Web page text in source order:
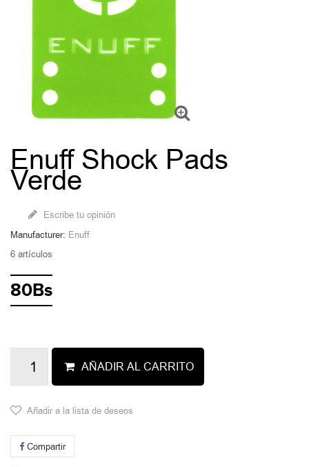
Enuff Shock Pads
Verde
Escribe tu opinión
Manufacturer: Enuff
6 artículos
80Bs
AÑADIR AL CARRITO
Añadir a la lista de deseos
Compartir